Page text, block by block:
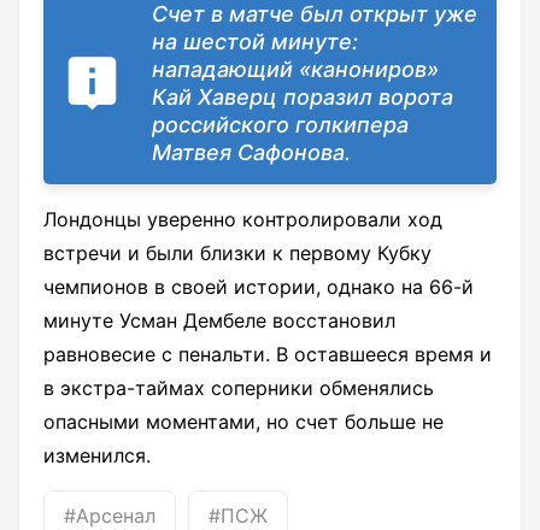
Счет в матче был открыт уже
на шестой минуте:
нападающий «канониров»
Кай Хаверц поразил ворота
российского голкипера
Матвея Сафонова.
Лондонцы уверенно контролировали ход
встречи и были близки к первому Кубку
чемпионов в своей истории, однако на 66-й
минуте Усман Дембеле восстановил
равновесие с пенальти. В оставшееся время и
в экстра-таймах соперники обменялись
опасными моментами, но счет больше не
изменился.
#Арсенал #ПСЖ